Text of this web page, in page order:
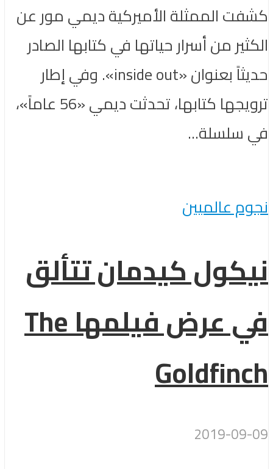
كشفت الممثلة الأميركية ديمي مور عن
الكثير من أسرار حياتها في كتابها الصادر
حديثاً بعنوان «inside out». وفي إطار
ترويجها كتابها، تحدثت ديمي «56 عاماً»،
في سلسلة...
نجوم عالميين
نيكول كيدمان تتألق
في عرض فيلمها The
Goldfinch
2019-09-09